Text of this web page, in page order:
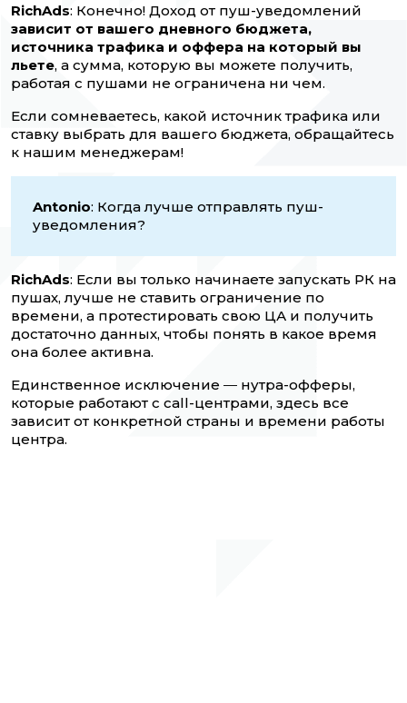
RichAds: Конечно! Доход от пуш-уведомлений
зависит от вашего дневного бюджета,
источника трафика и оффера на который вы
льете, а сумма, которую вы можете получить,
работая с пушами не ограничена ни чем.
Если сомневаетесь, какой источник трафика или
ставку выбрать для вашего бюджета, обращайтесь
к нашим менеджерам!
Antonio: Когда лучше отправлять пуш-
уведомления?
RichAds: Если вы только начинаете запускать РК на
пушах, лучше не ставить ограничение по
времени, а протестировать свою ЦА и получить
достаточно данных, чтобы понять в какое время
она более активна.
Единственное исключение — нутра-офферы,
которые работают с call-центрами, здесь все
зависит от конкретной страны и времени работы
центра.